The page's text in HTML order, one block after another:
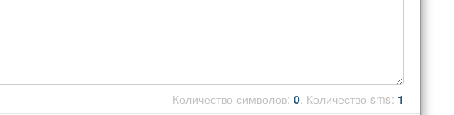
Количество символов: 0. Количество sms: 1